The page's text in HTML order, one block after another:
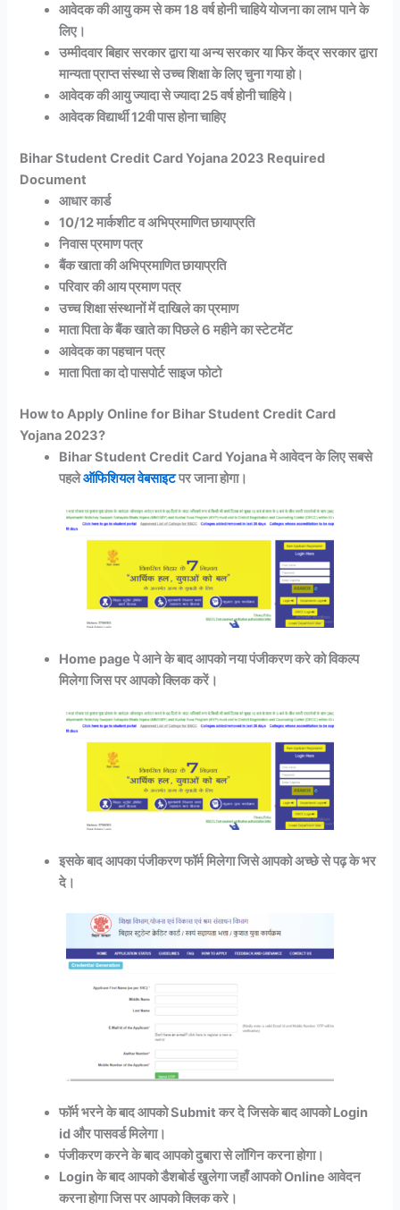
आवेदक की आयु कम से कम 18 वर्ष होनी चाहिये योजना का लाभ पाने के
लिए।
उम्मीदवार बिहार सरकार द्वारा या अन्य सरकार या फिर केंद्र सरकार द्वारा
मान्यता प्राप्त संस्था से उच्च शिक्षा के लिए चुना गया हो।
आवेदक की आयु ज्यादा से ज्यादा 25 वर्ष होनी चाहिये।
आवेदक विद्यार्थी 12वी पास होना चाहिए
Bihar Student Credit Card Yojana 2023 Required
Document
आधार कार्ड
10/12 मार्कशीट व अभिप्रमाणित छायाप्रति
निवास प्रमाण पत्र
बैंक खाता की अभिप्रमाणित छायाप्रति
परिवार की आय प्रमाण पत्र
उच्च शिक्षा संस्थानों में दाखिले का प्रमाण
माता पिता के बैंक खाते का पिछले 6 महीने का स्टेटमेंट
आवेदक का पहचान पत्र
माता पिता का दो पासपोर्ट साइज फोटो
How to Apply Online for Bihar Student Credit Card
Yojana 2023?
Bihar Student Credit Card Yojana मे आवेदन के लिए सबसे
पहलेऑफिशियल वेबसाइटपर जाना होगा।
Home page पे आने के बाद आपको नया पंजीकरण करे को विकल्प
मिलेगा जिस पर आपको क्लिक करें।
इसके बाद आपका पंजीकरण फॉर्म मिलेगा जिसे आपको अच्छे से पढ़ के भर
दे।
फॉर्म भरने के बाद आपको Submit कर दे जिसके बाद आपको Login
id और पासवर्ड मिलेगा।
पंजीकरण करने के बाद आपको दुबारा से लॉगिन करना होगा।
Login के बाद आपको डैशबोर्ड खुलेगा जहाँ आपको Online आवेदन
करना होगा जिस पर आपको क्लिक करे।